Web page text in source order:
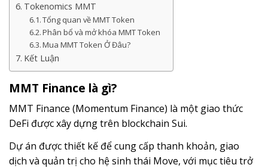
Tokenomics MMT
Tổng quan về MMT Token
Phân bổ và mở khóa MMT Token
Mua MMT Token Ở Đâu?
Kết Luận
MMT Finance là gì?
MMT Finance (Momentum Finance) là một giao thức
DeFi được xây dựng trên blockchain Sui.
Dự án được thiết kế để cung cấp thanh khoản, giao
dịch và quản trị cho hệ sinh thái Move, với mục tiêu trở